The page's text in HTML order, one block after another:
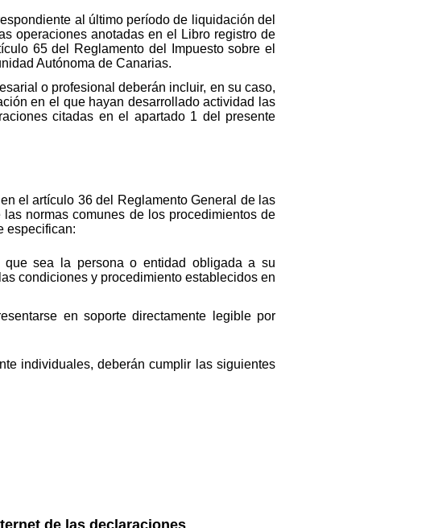
al último período de liquidación del
operaciones anotadas en el Libro registro de
65 del Reglamento del Impuesto sobre el
Autónoma de Canarias.
o profesional deberán incluir, en su caso,
en el que hayan desarrollado actividad las
citadas en el apartado 1 del presente
el artículo 36 del Reglamento General de las
normas comunes de los procedimientos de
especifican:
que sea la persona o entidad obligada a su
condiciones y procedimiento establecidos en
en soporte directamente legible por
individuales, deberán cumplir las siguientes
de las declaraciones